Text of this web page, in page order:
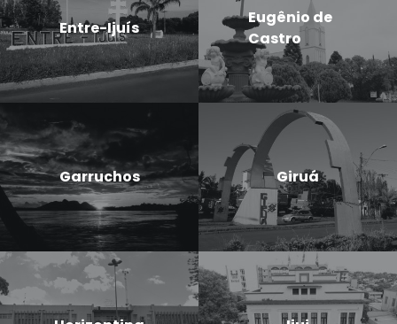
Entre-Ijuís
Eugênio de
Castro
Garruchos Giruá